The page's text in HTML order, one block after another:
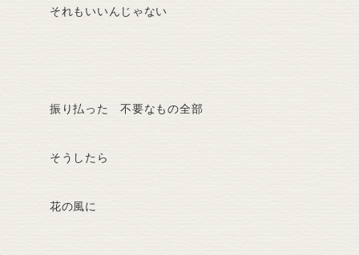
それもいいんじゃない
振り払った 不要なもの全部
そうしたら
花の風に